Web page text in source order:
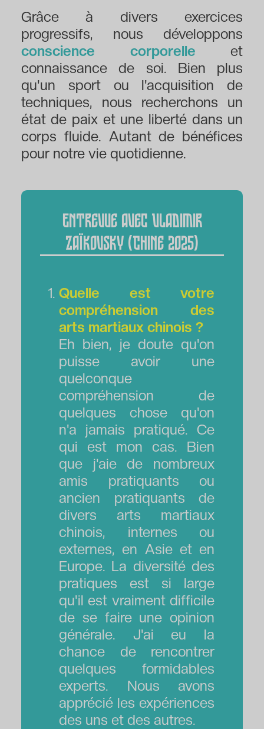
Grâce à divers exercices
progressifs, nous développons
conscience corporelle et
connaissance de soi. Bien plus
qu'un sport ou l'acquisition de
techniques, nous recherchons un
état de paix et une liberté dans un
corps fluide. Autant de bénéfices
pour notre vie quotidienne.
Entrevue avec Vladimir
Zaïkovsky (Chine 2025)
Quelle est votre
compréhension des
arts martiaux chinois ?
Eh bien, je doute qu'on
puisse avoir une
quelconque
compréhension de
quelques chose qu'on
n'a jamais pratiqué. Ce
qui est mon cas. Bien
que j'aie de nombreux
amis pratiquants ou
ancien pratiquants de
divers arts martiaux
chinois, internes ou
externes, en Asie et en
Europe. La diversité des
pratiques est si large
qu'il est vraiment difficile
de se faire une opinion
générale. J'ai eu la
chance de rencontrer
quelques formidables
experts. Nous avons
apprécié les expériences
des uns et des autres.